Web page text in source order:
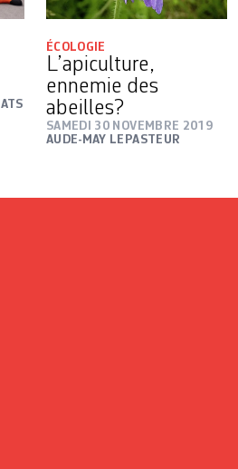
ATS
ÉCOLOGIE
L’apiculture,
ennemie des
abeilles?
SAMEDI 30 NOVEMBRE 2019
AUDE-MAY LEPASTEUR